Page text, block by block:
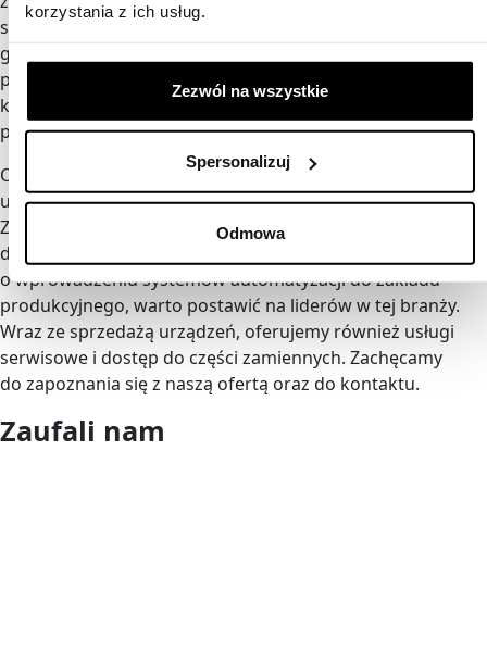
korzystania z ich usług.
Zezwól na wszystkie
Spersonalizuj
Odmowa
system, który w danym zakładzie już istnieje, dopasowując
go do współczesnych standardów, jak i stworzyć nową linię
pakującą, całkowicie od podstaw, w przedsiębiorstwie,
które unowocześnia swoją produkcję lub które dopiero
powstaje.
Oferujemy kompleksowe usługi i rozwiązania, które
usprawniają i automatyzują końcowe procesy produkcji.
Zapewniamy pełne wsparcie na każdym etapie współpracy,
doradztwo oraz profesjonalną instalację. Myśląc
o wprowadzeniu systemów automatyzacji do zakładu
produkcyjnego, warto postawić na liderów w tej branży.
Wraz ze sprzedażą urządzeń, oferujemy również usługi
serwisowe i dostęp do części zamiennych. Zachęcamy
do zapoznania się z naszą ofertą oraz do kontaktu.
Zaufali nam